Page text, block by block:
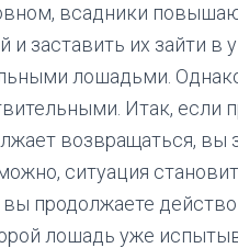
всадники
и заставить их зайти в
лошадьми.
Итак,
возвращаться, вы
ситуация
продолжаете
лошадь уже